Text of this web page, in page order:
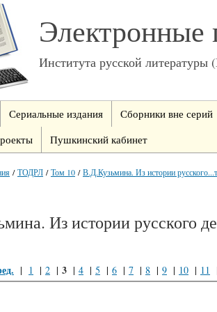
Электронные
Института русской
Сериальные издания
Сборники вне серий
Пушкинский кабинет
/ТОДРЛ /Том 10 /В.Д.Кузьмина. Из истории
Из истории русского
| 1 | 2 | 3 | 4 | 5 | 6 | 7 | 8 | 9 | 10 | 11